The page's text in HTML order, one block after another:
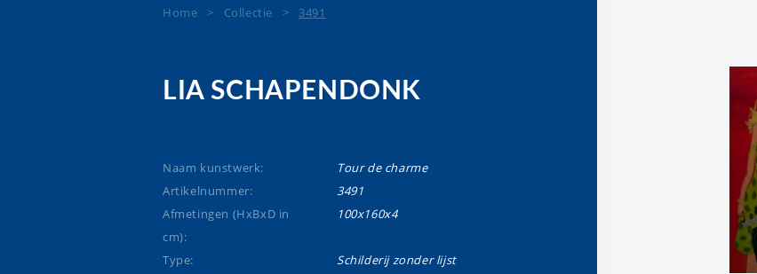
Home > Collectie > 3491
LIA SCHAPENDONK
Naam kunstwerk:
Tour de charme
Artikelnummer:
3491
Afmetingen (HxBxD in
cm):
100x160x4
Type:
Schilderij zonder lijst